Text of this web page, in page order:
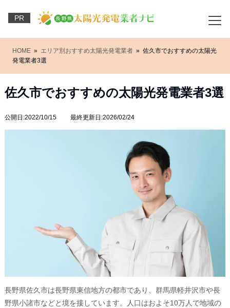
PR
HOME » エリア別おすすめ太陽光発電業者 » 佐久市でおすすめの太陽光
発電業者3選
佐久市でおすすめの太陽光発電業者3選
公開日:2022/10/15 最終更新日:2026/02/24
長野県佐久市は長野県東信地方の都市であり、群馬県軽井沢市や長
野県小諸市などと境を接しています。人口はおよそ10万人で地域の